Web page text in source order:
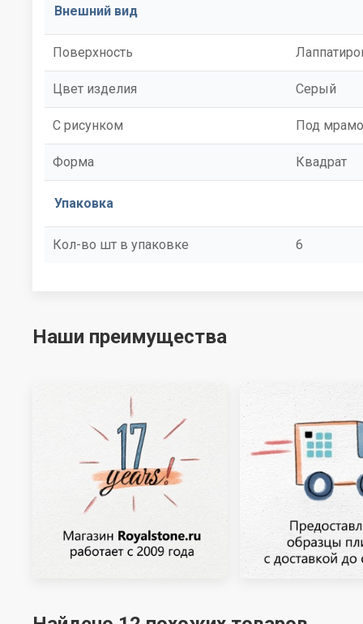
Внешний вид
Поверхность
Цвет изделия Серый
С рисунком Под
Форма Квадрат
Упаковка
Кол-во шт в упаковке 6
Наши преимущества